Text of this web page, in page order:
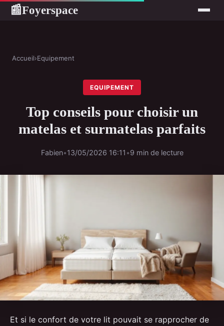
📰Foyerspace
Accueil›Equipement
EQUIPEMENT
Top conseils pour choisir un
matelas et surmatelas parfaits
Fabien•13/05/2026 16:11 •9 min de lecture
Et si le confort de votre lit pouvait se rapprocher de